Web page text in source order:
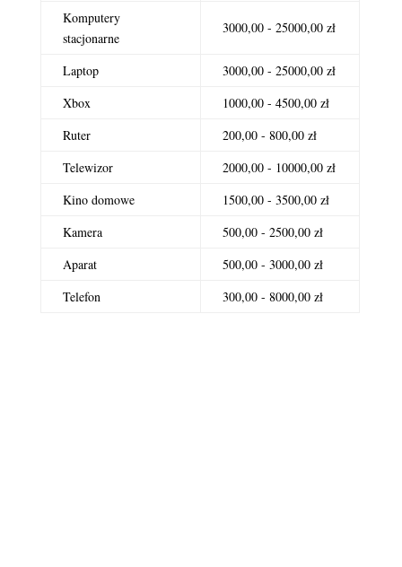
Komputery
stacjonarne
3000,00 - 25000,00 zł
Laptop
3000,00 - 25000,00 zł
Xbox
1000,00 - 4500,00 zł
Ruter
200,00 - 800,00 zł
Telewizor
2000,00 - 10000,00 zł
Kino domowe
1500,00 - 3500,00 zł
Kamera
500,00 - 2500,00 zł
Aparat
500,00 - 3000,00 zł
Telefon
300,00 - 8000,00 zł